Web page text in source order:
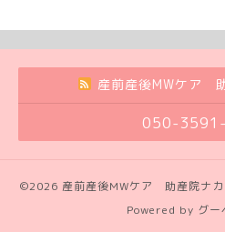
産前産後MWケア
050-
©2026 産前産後MWケア 助産院ナカ
Powered by グー